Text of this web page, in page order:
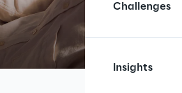
Challenges
Insights